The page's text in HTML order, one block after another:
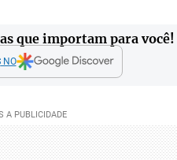
que importam para você!
NO